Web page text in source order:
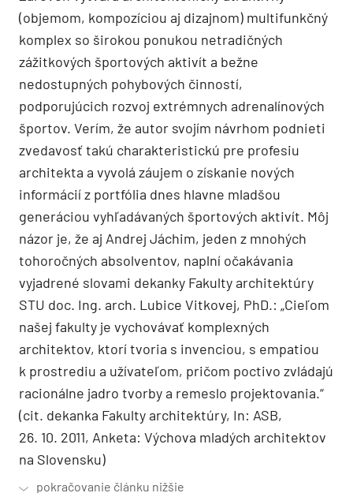
(objemom, kompozíciou aj dizajnom) multifunkčný
komplex so širokou ponukou netradičných
zážitkových športových aktivít a bežne
nedostupných pohybových činností,
podporujúcich rozvoj extrémnych adrenalínových
športov. Verím, že autor svojím návrhom podnieti
zvedavosť takú charakteristickú pre profesiu
architekta a vyvolá záujem o získanie nových
informácií z portfólia dnes hlavne mladšou
generáciou vyhľadávaných športových aktivít. Môj
názor je, že aj Andrej Jáchim, jeden z mnohých
tohoročných absolventov, naplní očakávania
vyjadrené slovami dekanky Fakulty architektúry
STU doc. Ing. arch. Lubice Vitkovej, PhD.: „Cieľom
našej fakulty je vychovávať komplexných
architektov, ktorí tvoria s invenciou, s empatiou
k prostrediu a užívateľom, pričom poctivo zvládajú
racionálne jadro tvorby a remeslo projektovania.“
(cit. dekanka Fakulty architektúry, In: ASB,
26. 10. 2011, Anketa: Výchova mladých architektov
na Slovensku)